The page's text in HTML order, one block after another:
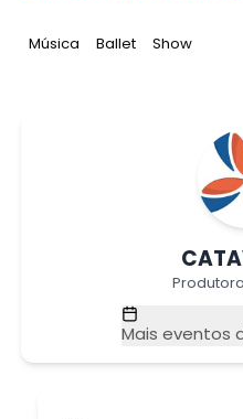
Tag:
Música Tag:
Ballet Tag:
Show
Mais eventos